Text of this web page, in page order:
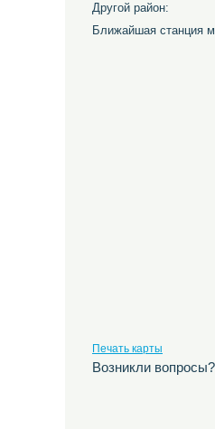
Другой район:
Ближайшая станция
Печать карты
Возникли